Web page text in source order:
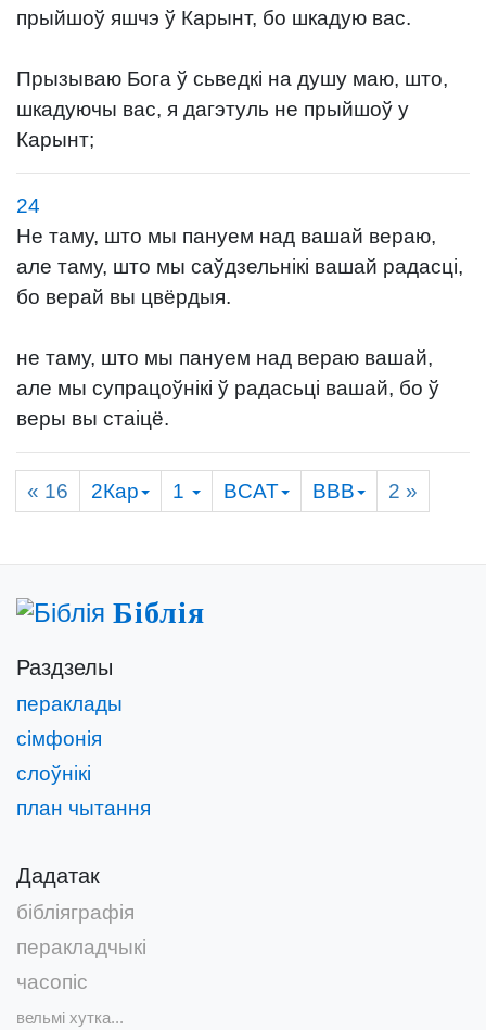
прыйшоў яшчэ ў Карынт, бо шкадую вас.
Прызываю Бога ў сьведкі на душу маю, што,
шкадуючы вас, я дагэтуль не прыйшоў у
Карынт;
24
Не таму, што мы пануем над вашай вераю,
але таму, што мы саўдзельнікі вашай радасці,
бо верай вы цвёрдыя.
не таму, што мы пануем над вераю вашай,
але мы супрацоўнікі ў радасьці вашай, бо ў
веры вы стаіцё.
« 16 2Кар 1 BCAT BBB 2 »
Біблія
Раздзелы
пераклады
сімфонія
слоўнікі
план чытання
Дадатак
бібліяграфія
перакладчыкі
часопіс
вельмі хутка...